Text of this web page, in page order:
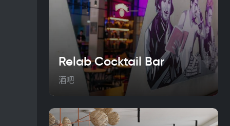
Relab Cocktail Bar
酒吧